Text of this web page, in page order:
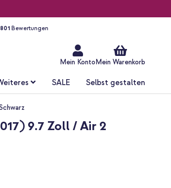
Bewertungen
Mein Konto Mein Warenkorb
SALE Selbst gestalten
9.7 Zoll / Air 2